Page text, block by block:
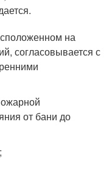
на
согласовывается с
от бани до